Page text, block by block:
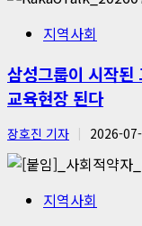
지역사회
삼성그룹이 시작
교육현장 된다
장호진 기자 2026-
지역사회